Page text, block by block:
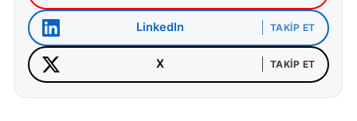
LinkedIn TAKIP ET
X TAKIP ET